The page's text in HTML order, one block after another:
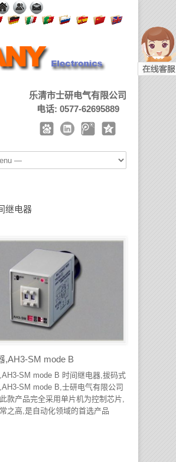
乐清市士研电气有限公司
电话: 0577-62695889
继电器
,AH3-SM mode B
SM mode B 时间继电器,拔码式
SM mode B,士研电气有限公司
款产品完全采用单片机为控制芯片,
之高,是自动化领域的首选产品